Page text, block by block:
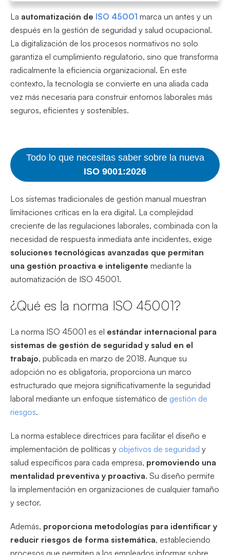
La automatización de ISO 45001 marca un antes y un
después en la gestión de seguridad y salud ocupacional.
La digitalización de los procesos normativos no solo
garantiza el cumplimiento regulatorio, sino que transforma
radicalmente la eficiencia organizacional. En este
contexto, la tecnología se convierte en una aliada cada
vez más necesaria para construir entornos laborales más
seguros, eficientes y sostenibles.
Todo lo que necesitas saber sobre la nueva
ISO 9001:2026
Los sistemas tradicionales de gestión manual muestran
limitaciones críticas en la era digital. La complejidad
creciente de las regulaciones laborales, combinada con la
necesidad de respuesta inmediata ante incidentes, exige
soluciones tecnológicas avanzadas que permitan
una gestión proactiva e inteligente mediante la
automatización de ISO 45001.
¿Qué es la norma ISO 45001?
La norma ISO 45001 es el estándar internacional para
sistemas de gestión de seguridad y salud en el
trabajo, publicada en marzo de 2018. Aunque su
adopción no es obligatoria, proporciona un marco
estructurado que mejora significativamente la seguridad
laboral mediante un enfoque sistemático de gestión de
riesgos.
La norma establece directrices para facilitar el diseño e
implementación de políticas y objetivos de seguridad y
salud específicos para cada empresa, promoviendo una
mentalidad preventiva y proactiva. Su diseño permite
la implementación en organizaciones de cualquier tamaño
y sector.
Además, proporciona metodologías para identificar y
reducir riesgos de forma sistemática, estableciendo
procesos que permiten a los empleados informar sobre